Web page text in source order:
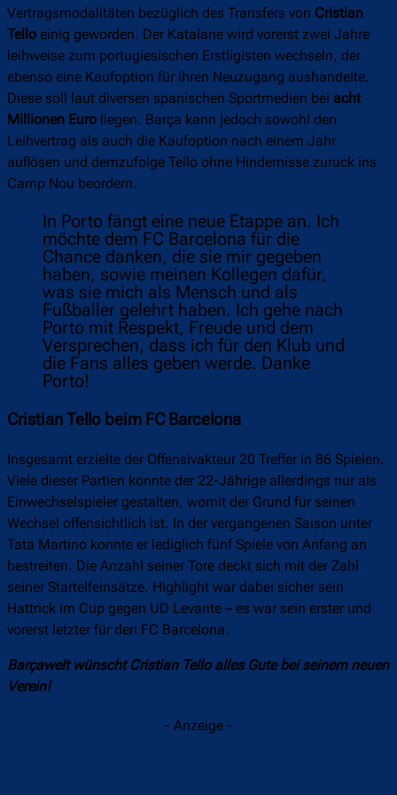
Vertragsmodalitäten bezüglich des Transfers von Cristian
Tello einig geworden. Der Katalane wird vorerst zwei Jahre
leihweise zum portugiesischen Erstligisten wechseln, der
ebenso eine Kaufoption für ihren Neuzugang aushandelte.
Diese soll laut diversen spanischen Sportmedien bei acht
Millionen Euro liegen. Barça kann jedoch sowohl den
Leihvertrag als auch die Kaufoption nach einem Jahr
auflösen und demzufolge Tello ohne Hindernisse zurück ins
Camp Nou beordern.
In Porto fängt eine neue Etappe an. Ich
möchte dem FC Barcelona für die
Chance danken, die sie mir gegeben
haben, sowie meinen Kollegen dafür,
was sie mich als Mensch und als
Fußballer gelehrt haben. Ich gehe nach
Porto mit Respekt, Freude und dem
Versprechen, dass ich für den Klub und
die Fans alles geben werde. Danke
Porto!
Cristian Tello beim FC Barcelona
Insgesamt erzielte der Offensivakteur 20 Treffer in 86 Spielen.
Viele dieser Partien konnte der 22-Jährige allerdings nur als
Einwechselspieler gestalten, womit der Grund für seinen
Wechsel offensichtlich ist. In der vergangenen Saison unter
Tata Martino konnte er lediglich fünf Spiele von Anfang an
bestreiten. Die Anzahl seiner Tore deckt sich mit der Zahl
seiner Startelfeinsätze. Highlight war dabei sicher sein
Hattrick im Cup gegen UD Levante – es war sein erster und
vorerst letzter für den FC Barcelona.
Barçawelt wünscht Cristian Tello alles Gute bei seinem neuen
Verein!
- Anzeige -